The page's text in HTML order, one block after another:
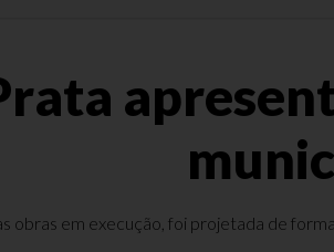
obras em execução, foi projetada de